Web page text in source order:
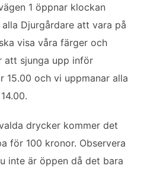
1 öppnar klockan
alla Djurgårdare att vara på
visa våra färger och
att sjunga upp inför
15.00 och vi uppmanar alla
drycker kommer det
för 100 kronor. Observera
inte är öppen då det bara